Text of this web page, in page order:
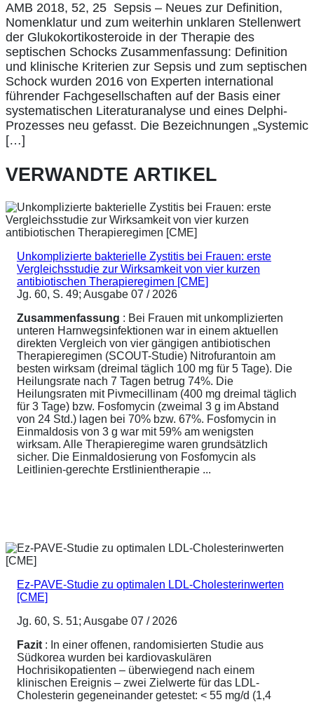
AMB 2018, 52, 25 Sepsis – Neues zur Definition,
Nomenklatur und zum weiterhin unklaren Stellenwert
der Glukokortikosteroide in der Therapie des
septischen Schocks Zusammenfassung: Definition
und klinische Kriterien zur Sepsis und zum septischen
Schock wurden 2016 von Experten international
führender Fachgesellschaften auf der Basis einer
systematischen Literaturanalyse und eines Delphi-
Prozesses neu gefasst. Die Bezeichnungen „Systemic
[…]
VERWANDTE ARTIKEL
Unkomplizierte bakterielle Zystitis bei Frauen: erste
Vergleichsstudie zur Wirksamkeit von vier kurzen
antibiotischen Therapieregimen [CME]
Jg. 60, S. 49; Ausgabe 07 / 2026
Zusammenfassung : Bei Frauen mit unkomplizierten
unteren Harnwegsinfektionen war in einem aktuellen
direkten Vergleich von vier gängigen antibiotischen
Therapieregimen (SCOUT-Studie) Nitrofurantoin am
besten wirksam (dreimal täglich 100 mg für 5 Tage). Die
Heilungsrate nach 7 Tagen betrug 74%. Die
Heilungsraten mit Pivmecillinam (400 mg dreimal täglich
für 3 Tage) bzw. Fosfomycin (zweimal 3 g im Abstand
von 24 Std.) lagen bei 70% bzw. 67%. Fosfomycin in
Einmaldosis von 3 g war mit 59% am wenigsten
wirksam. Alle Therapieregime waren grundsätzlich
sicher. Die Einmaldosierung von Fosfomycin als
Leitlinien-gerechte Erstlinientherapie ...
Ez-PAVE-Studie zu optimalen LDL-Cholesterinwerten
[CME]
Jg. 60, S. 51; Ausgabe 07 / 2026
Fazit : In einer offenen, randomisierten Studie aus
Südkorea wurden bei kardiovaskulären
Hochrisikopatienten – überwiegend nach einem
klinischen Ereignis – zwei Zielwerte für das LDL-
Cholesterin gegeneinander getestet: < 55 mg/d (1,4